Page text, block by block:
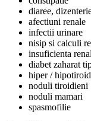
diaree,
afectiuni renale
infectii urinare
nisip si calculi
insuficienta
diabet zaharat
hiper /
noduli tiroidieni
noduli mamari
spasmofilie